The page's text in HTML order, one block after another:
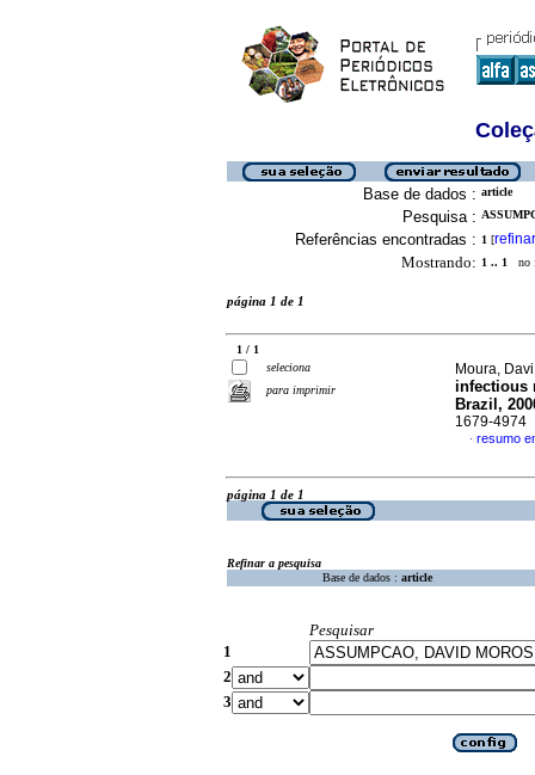
Base de dados : article
Pesquisa :
Referências encontradas : 1 [refinar
Mostrando: 1 .. 1 no
página 1 de 1
1 / 1
seleciona
para imprimir
Moura,
infectious
Brazil,
1679-4974
· resumo
página 1 de 1
Refinar a pesquisa
Base de dados : article
Pesquisar
1
2
3